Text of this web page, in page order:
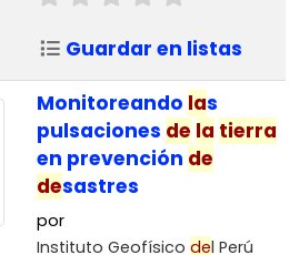
Guardar en listas
Monitoreando las
pulsaciones de la tierra
en prevención de
desastres
por
Instituto Geofísico del Perú